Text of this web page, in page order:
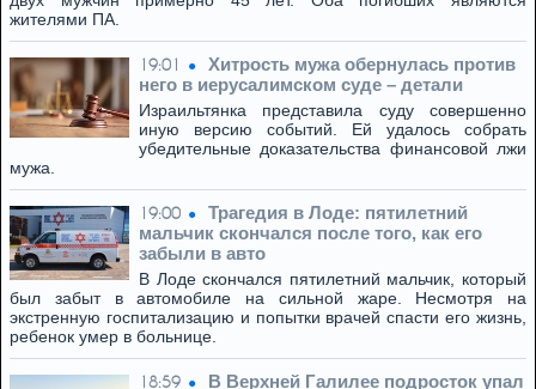
жителями ПА.
19:01
Хитрость мужа обернулась против
него в иерусалимском суде – детали
Израильтянка представила суду совершенно
иную версию событий. Ей удалось собрать
убедительные доказательства финансовой лжи
мужа.
19:00
Трагедия в Лоде: пятилетний
мальчик скончался после того, как его
забыли в авто
В Лоде скончался пятилетний мальчик, который
был забыт в автомобиле на сильной жаре. Несмотря на
экстренную госпитализацию и попытки врачей спасти его жизнь,
ребенок умер в больнице.
18:59
В Верхней Галилее подросток упал